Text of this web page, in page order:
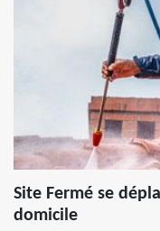
Site Fermé se
domicile